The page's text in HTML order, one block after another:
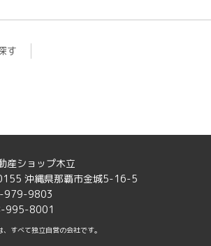
す
産ショップ木立
沖縄県那覇市金城5-16-5
979-9803
995-8001
、すべて独立自営の会社です。